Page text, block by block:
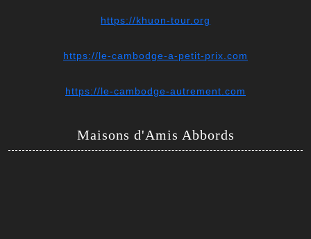
https://khuon-tour.org
https://le-cambodge-a-petit-prix.com
https://le-cambodge-autrement.com
Maisons d'Amis Abbords